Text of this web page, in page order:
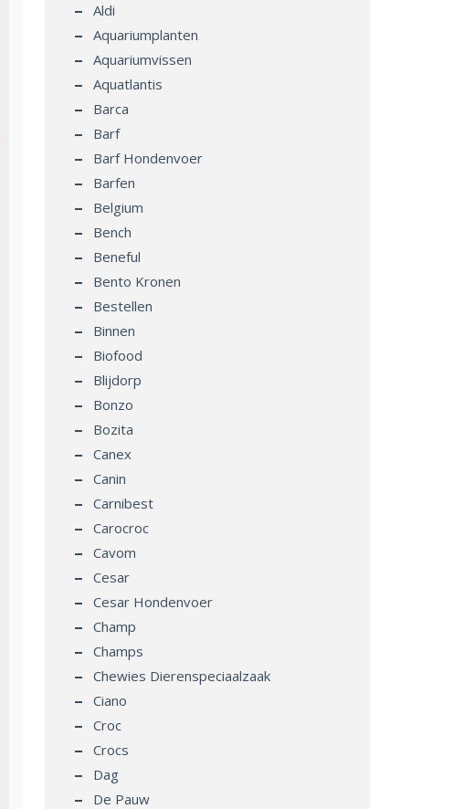
Aldi
Aquariumplanten
Aquariumvissen
Aquatlantis
Barca
Barf
Barf Hondenvoer
Barfen
Belgium
Bench
Beneful
Bento Kronen
Bestellen
Binnen
Biofood
Blijdorp
Bonzo
Bozita
Canex
Canin
Carnibest
Carocroc
Cavom
Cesar
Cesar Hondenvoer
Champ
Champs
Chewies Dierenspeciaalzaak
Ciano
Croc
Crocs
Dag
De Pauw